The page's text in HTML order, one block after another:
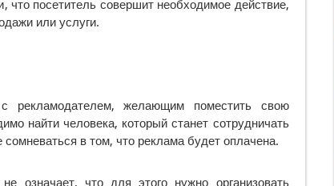
что посетитель совершит необходимое действие,
или услуги.
рекламодателем, желающим поместить свою
найти человека, который станет сотрудничать
в том, что реклама будет оплачена.
означает, что для этого нужно организовать